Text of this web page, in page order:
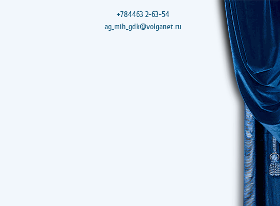
+784463 2-63-54
ag_mih_gdk@volganet.ru